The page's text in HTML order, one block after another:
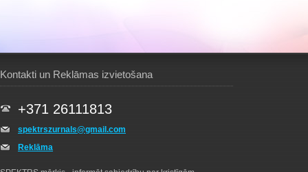
Kontakti un Reklāmas izvietošana
+371 26111813
spektrszurnals@gmail.com
Reklāma